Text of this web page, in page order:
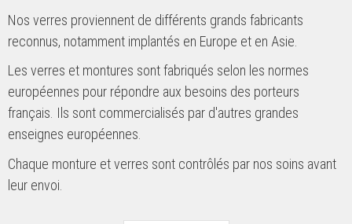
Nos verres proviennent de différents grands fabricants
reconnus, notamment implantés en Europe et en Asie.
Les verres et montures sont fabriqués selon les normes
européennes pour répondre aux besoins des porteurs
français. Ils sont commercialisés par d'autres grandes
enseignes européennes.
Chaque monture et verres sont contrôlés par nos soins avant
leur envoi.